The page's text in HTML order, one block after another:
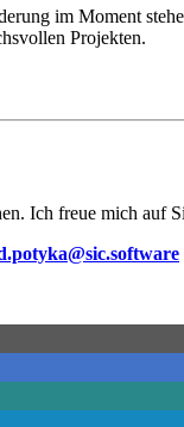
im Moment
Projekten.
Ich freue mich auf